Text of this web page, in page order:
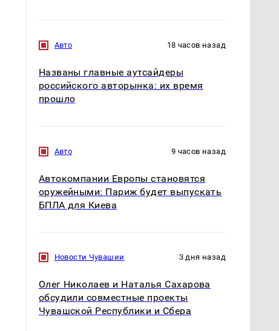
Авто 18 часов назад
Названы главные аутсайдеры
российского авторынка: их время
прошло
Авто 9 часов назад
Автокомпании Европы становятся
оружейными: Париж будет выпускать
БПЛА для Киева
Новости Чувашии 3 дня назад
Олег Николаев и Наталья Сахарова
обсудили совместные проекты
Чувашской Республики и Сбера